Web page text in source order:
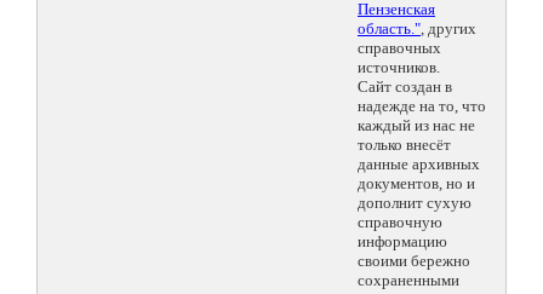
Пензенская
область.", других
справочных
источников.
Сайт создан в
надежде на то, что
каждый из нас не
только внесёт
данные архивных
документов, но и
дополнит сухую
справочную
информацию
своими бережно
сохраненными